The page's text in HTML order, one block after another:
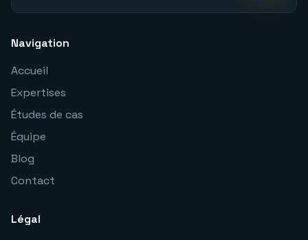
Navigation
Accueil
Expertises
Études de cas
Équipe
Blog
Contact
Légal